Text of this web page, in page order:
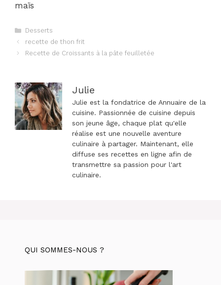
maïs
Catégories
Desserts
Navigation
des
recette de thon frit
Recette de Croissants à la pâte feuilletée
Julie
Julie est la fondatrice de Annuaire de la
cuisine. Passionnée de cuisine depuis
son jeune âge, chaque plat qu'elle
réalise est une nouvelle aventure
culinaire à partager. Maintenant, elle
diffuse ses recettes en ligne afin de
transmettre sa passion pour l'art
culinaire.
QUI SOMMES-NOUS ?